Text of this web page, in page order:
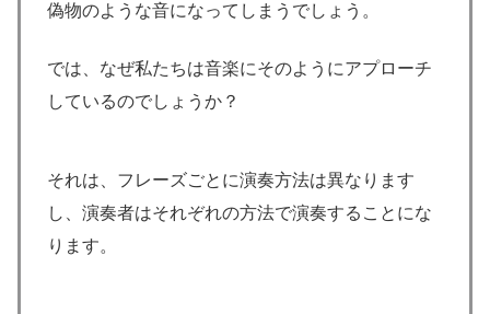
偽物のような音になってしまうでしょう。
では、なぜ私たちは音楽にそのようにアプローチ
しているのでしょうか？
それは、フレーズごとに演奏方法は異なります
し、演奏者はそれぞれの方法で演奏することにな
ります。